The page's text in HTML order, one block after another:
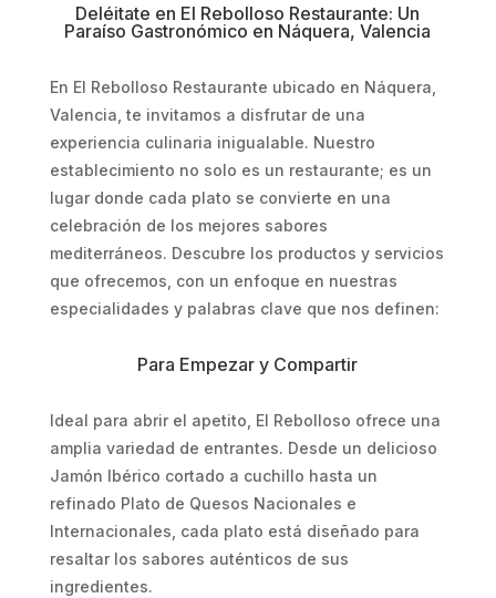
Deléitate en El Rebolloso Restaurante: Un
Paraíso Gastronómico en Náquera, Valencia
En El Rebolloso Restaurante ubicado en Náquera,
Valencia, te invitamos a disfrutar de una
experiencia culinaria inigualable. Nuestro
establecimiento no solo es un restaurante; es un
lugar donde cada plato se convierte en una
celebración de los mejores sabores
mediterráneos. Descubre los productos y servicios
que ofrecemos, con un enfoque en nuestras
especialidades y palabras clave que nos definen:
Para Empezar y Compartir
Ideal para abrir el apetito, El Rebolloso ofrece una
amplia variedad de entrantes. Desde un delicioso
Jamón Ibérico cortado a cuchillo hasta un
refinado Plato de Quesos Nacionales e
Internacionales, cada plato está diseñado para
resaltar los sabores auténticos de sus
ingredientes.